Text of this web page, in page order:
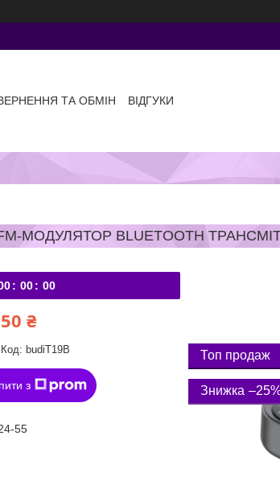
ТА ОБМІН ВІДГУКИ
МОДУЛЯТОР BLUETOOTH
0 00 00
₴
Код: budiT19B
з
55
Топ продаж